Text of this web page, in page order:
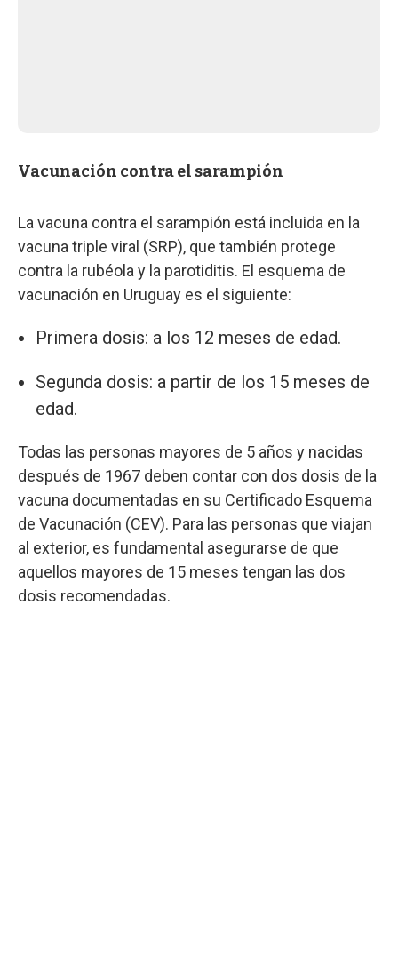
Vacunación contra el sarampión
La vacuna contra el sarampión está incluida en la
vacuna triple viral (SRP), que también protege
contra la rubéola y la parotiditis. El esquema de
vacunación en Uruguay es el siguiente:
Primera dosis: a los 12 meses de edad.
Segunda dosis: a partir de los 15 meses de
edad.
Todas las personas mayores de 5 años y nacidas
después de 1967 deben contar con dos dosis de la
vacuna documentadas en su Certificado Esquema
de Vacunación (CEV). Para las personas que viajan
al exterior, es fundamental asegurarse de que
aquellos mayores de 15 meses tengan las dos
dosis recomendadas.